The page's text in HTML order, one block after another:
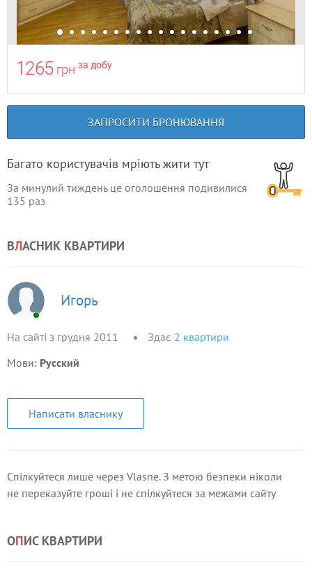
1265 грн за добу
ЗАПРОСИТИ БРОНЮВАННЯ
Багато користувачів мріють жити тут
За минулий тиждень це оголошення подивилися
135 раз
ВЛАСНИК КВАРТИРИ
Игорь
На сайті з грудня 2011 Здає 2 квартири
Мови: Русский
Написати власнику
Спілкуйтеся лише через Vlasne. З метою безпеки ніколи
не переказуйте гроші і не спілкуйтеся за межами сайту
ОПИС КВАРТИРИ